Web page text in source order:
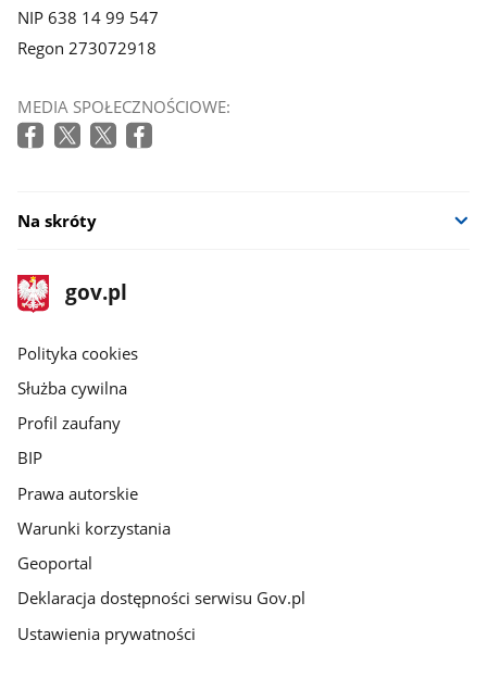
NIP 638 14 99 547
Regon 273072918
MEDIA SPOŁECZNOŚCIOWE:
Na skróty
stopka
gov.pl
Strona
gov.pl
gov.pl
Polityka cookies
Służba cywilna
Profil zaufany
BIP
Prawa autorskie
Warunki korzystania
Geoportal
Deklaracja dostępności serwisu Gov.pl
Ustawienia prywatności